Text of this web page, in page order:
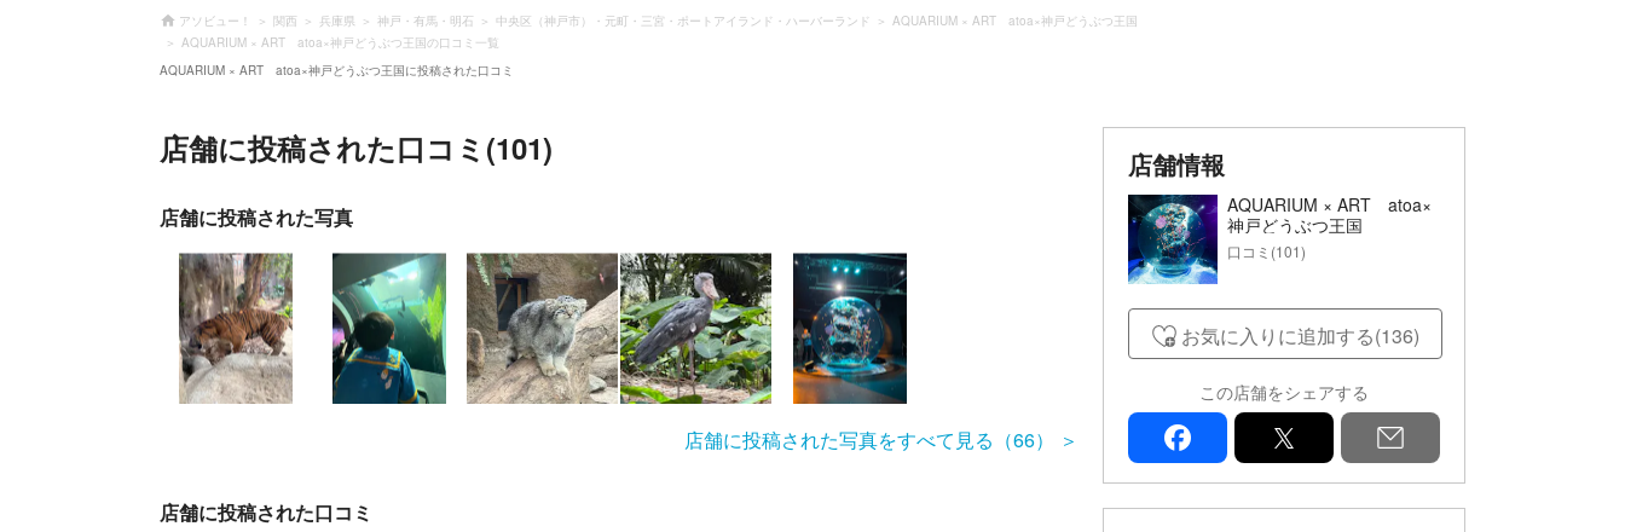
アソビュー！ 関西 兵庫県 神戸・有馬・明石 中央区（神戸市）・元町・三宮・ポートアイランド・ハーバーランド
AQUARIUM × ART atoa×神戸どうぶつ王国
AQUARIUM × ART atoa×神戸どうぶつ王国の口コミ一覧
AQUARIUM × ART atoa×神戸どうぶつ王国に投稿された口コミ
店舗に投稿された口コミ(101)
店舗に投稿された写真
店舗に投稿された写真をすべて見る（66）
店舗に投稿された口コミ
店舗情報
AQUARIUM × ART atoa×
神戸どうぶつ王国
口コミ(101)
お気に入りに追加する(136)
この店舗をシェアする
facebook